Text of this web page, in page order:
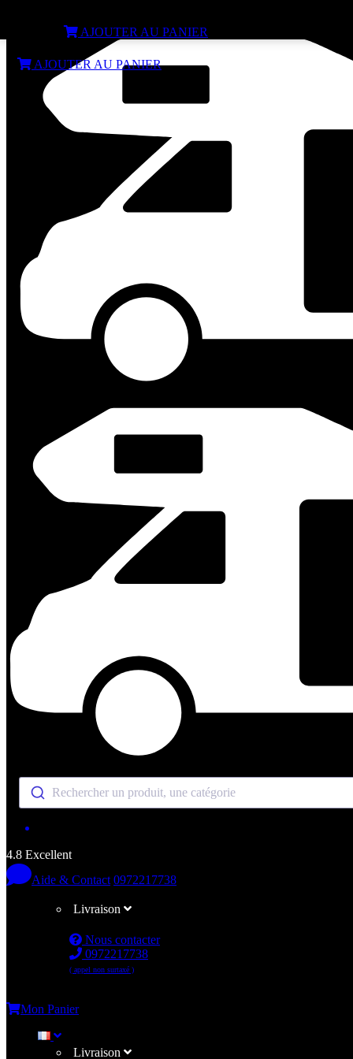
Rechercher un produit, une catégorie
4.8 Excellent
Aide & Contact 0972217738
Livraison
Nous contacter
0972217738
( appel non surtaxé )
Mon Panier
Livraison
AJOUTER AU PANIER
AJOUTER AU PANIER